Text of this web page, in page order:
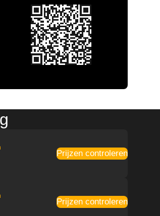
Prijzen controleren
Prijzen controleren